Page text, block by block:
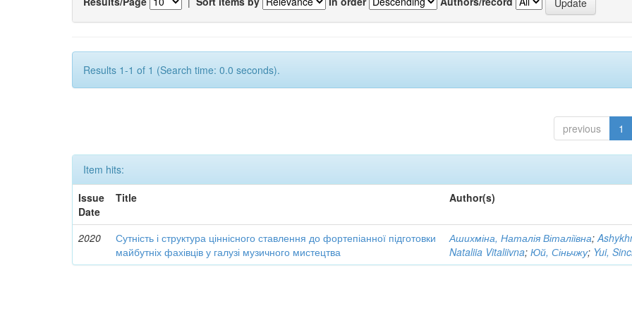
Results 1-1 of 1 (Search time: 0.0 seconds).
previous 1
Item hits:
Issue
Date
Title Author(s)
2020
Сутність і структура ціннісного ставлення до фортепіанної підготовки
майбутніх фахівців у галузі музичного мистецтва
Ашихміна, Наталія Віталіївна;
Nataliia Vitaliivna;Юй, Сіньчжу; Yui,